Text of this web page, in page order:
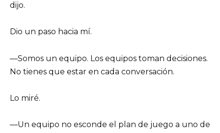
dijo.
Dio un paso hacia mí.
—Somos un equipo. Los equipos toman decisiones.
No tienes que estar en cada conversación.
Lo miré.
—Un equipo no esconde el plan de juego a uno de